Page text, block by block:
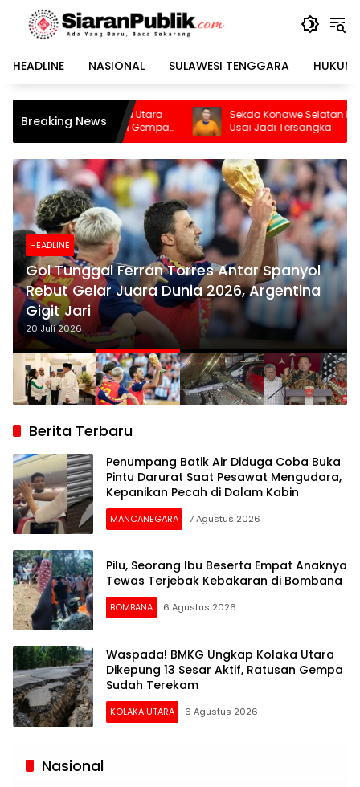
Langsung
konten
HEADLINE
NASIONAL SULAWESI TENGGARA HUKUM
Breaking NewsSekda Konawe Selatan Dinonaktifkan
Usai Jadi Tersangka
HEADLINE
Gol Tunggal Ferran Torres Antar Spanyol
Rebut Gelar Juara Dunia 2026, Argentina
Gigit Jari
20 Juli 2026
Berita Terbaru
Penumpang Batik Air Diduga Coba Buka
Pintu Darurat Saat Pesawat Mengudara,
Kepanikan Pecah di Dalam Kabin
MANCANEGARA 7 Agustus 2026
Pilu, Seorang Ibu Beserta Empat Anaknya
Tewas Terjebak Kebakaran di Bombana
BOMBANA 6 Agustus 2026
Waspada! BMKG Ungkap Kolaka Utara
Dikepung 13 Sesar Aktif, Ratusan Gempa
Sudah Terekam
KOLAKA UTARA 6 Agustus 2026
Siaran
Nasional